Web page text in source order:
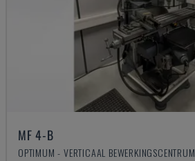
MF 4-B
OPTIMUM - VERTICAAL BEWERKINGSCENTRUM